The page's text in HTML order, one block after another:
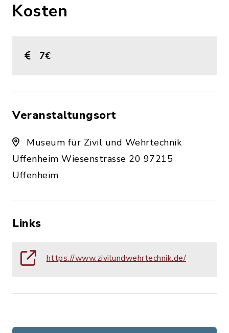
Kosten
7€
Veranstaltungsort
Museum für Zivil und Wehrtechnik
Uffenheim Wiesenstrasse 20 97215
Uffenheim
Links
https://www.zivilundwehrtechnik.de/